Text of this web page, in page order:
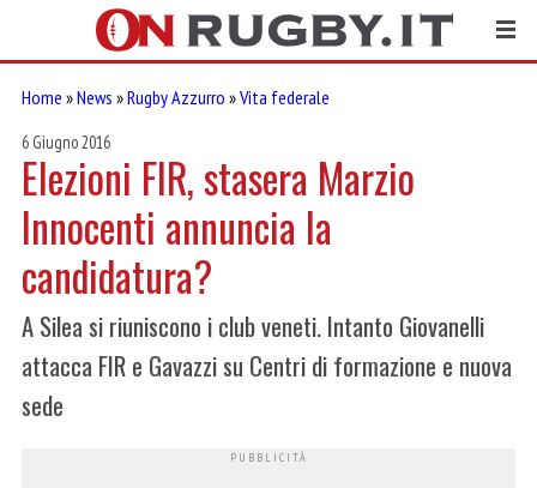
Home »News »Rugby Azzurro »Vita federale
6 Giugno 2016
Elezioni FIR, stasera Marzio
Innocenti annuncia la
candidatura?
A Silea si riuniscono i club veneti. Intanto Giovanelli
attacca FIR e Gavazzi su Centri di formazione e nuova
sede